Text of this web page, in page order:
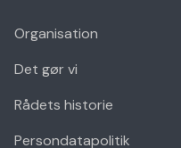
Organisation
Det gør vi
Rådets historie
Persondatapolitik